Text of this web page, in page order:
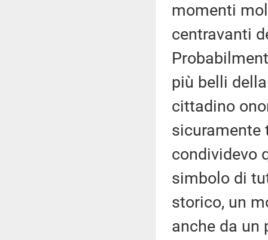
momenti
centravanti
più belli
cittadino
sicuramente
condividevo
simbolo di
storico, un
anche da un